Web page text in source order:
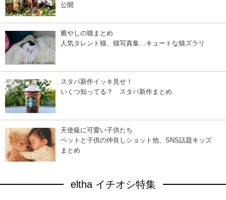
公開
癒やしの猫まとめ
人気タレント猫、猫写真集…キュートな猫ズラリ
スタバ新作イッキ見せ！
いくつ知ってる？ スタバ新作まとめ
天使級に可愛い子供たち
ペットと子供の仲良しショット他、SNS話題キッズ
まとめ
eltha イチオシ特集